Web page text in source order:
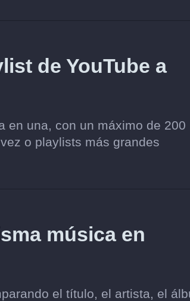
de YouTube a
en una, con un máximo de 200
o playlists más grandes
música en
el título, el artista, el